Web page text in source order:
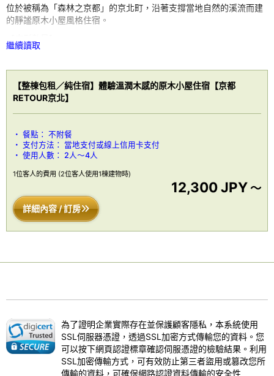
s
位於被稱為「森林之京都」的京北町，沿著支撐當地自然的溪流而建
的靜謐原木小屋風格住宿。
小型雙人床×2張、單人床×2張
【設備】
雪櫃、冷暖氣設備、電熱煎板、電熱水壺、無線喇叭、營火台、木
炭、柴火、電視
繼續讀取
【整棟包租／純住宿】體驗溫潤木感的原木小屋住宿【京都
RETOUR京北】
餐點： 不附餐
支付方法：
當地支付或線上信用卡支付
使用人數：
2人～4人
1位客人的費用 (2位客人使用1棟建物時)
12,300 JPY～
詳細內容 / 訂房
為了證明企業實際存在並保護顧客隱私，本系統使用
SSL伺服器憑證，透過SSL加密方式傳輸您的資料。您
可以按下網頁認證標章確認伺服憑證的檢驗結果。利用
SSL加密傳輸方式，可有效防止第三者盜用或篡改您所
傳輸的資料，可確保網路認證資料傳輸的安全性